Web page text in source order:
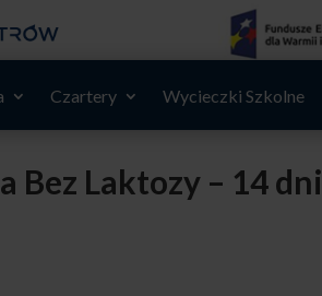
Czartery Wycieczki Szkolne
Bez Laktozy – 14 dni